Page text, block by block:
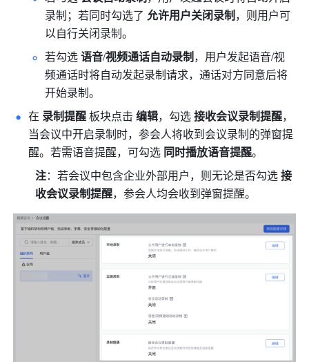
录制；若同时勾选了 允许用户关闭录制，则用户可
以自行关闭录制。
若勾选 语音/视频通话自动录制，用户发起语音/视
频通话时将自动发起录制请求，通话对方同意后将
开始录制。
在 录制提醒 板块点击 编辑，勾选 接收会议录制提醒，
当会议中开启录制时，参会人将收到会议录制的弹窗提
醒。若需语音提醒，可勾选 同时播放语音提醒。
注：若会议中包含企业外部用户，则无论是否勾选 接
收会议录制提醒，参会人均会收到弹窗提醒。